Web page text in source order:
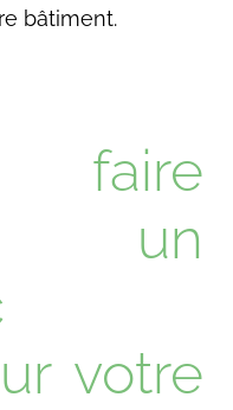
bâtiment.
faire
un
votre